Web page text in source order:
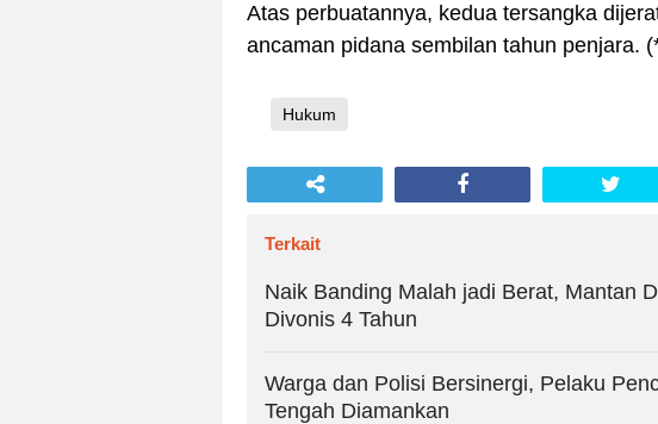
Atas perbuatannya, kedua tersangka
ancaman pidana sembilan tahun penjara.
Hukum
Terkait
Naik Banding Malah jadi Berat, Mantan
Divonis 4 Tahun
Warga dan Polisi Bersinergi, Pelaku
Tengah Diamankan